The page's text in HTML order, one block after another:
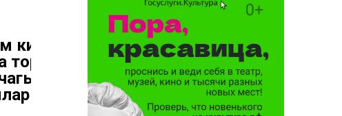
киләсе
торышы